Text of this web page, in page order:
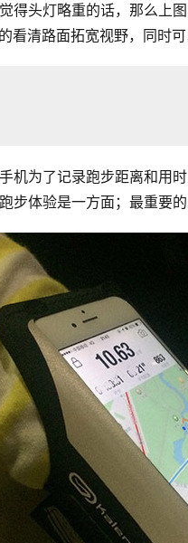
得头灯略重的话，那么上
看清路面拓宽视野，同时
机为了记录跑步距离和用
步体验是一方面；最重要